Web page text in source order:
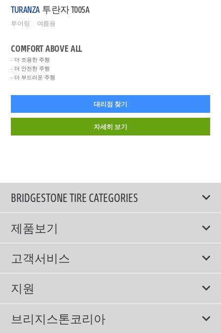
TURANZA 투란자 T005A
투어링 여름용
COMFORT ABOVE ALL
더 조용한 주행
더 안전한 주행
더 부드러운 주행
대리점 찾기
자세히 보기
BRIDGESTONE TIRE CATEGORIES
제품보기
모두
스포츠 타이어
컴포트 타이어
친환경 타이어
고객서비스
보증서비스
에너지소비효율등급제도
지원
이용약관
브리지스톤코리아